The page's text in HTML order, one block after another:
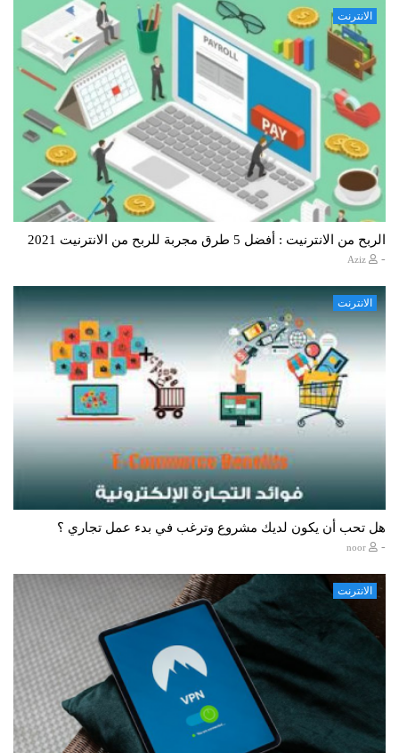
الانترنت
الربح من الانترنيت : أفضل 5 طرق مجربة للربح من الانترنيت 2021
-
الانترنت
هل تحب أن يكون لديك مشروع وترغب في بدء عمل تجاري ؟
-
الانترنت